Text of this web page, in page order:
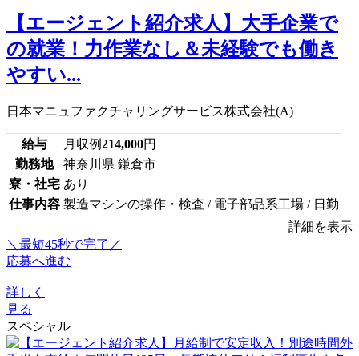
【エージェント紹介求人】大手企業で
の就業！力作業なし＆未経験でも働き
やすい...
日本マニュファクチャリングサービス株式会社(A)
給与 月収例214,000円
勤務地
神奈川県 鎌倉市
寮・社宅 あり
仕事内容 製造マシンの操作・検査 / 電子部品系工場 / 日勤
詳細を表示
＼最短45秒で完了／
応募へ進む
詳しく
見る
スペシャル